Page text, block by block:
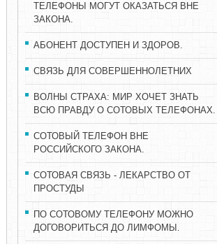
ТЕЛЕФОНЫ МОГУТ ОКАЗАТЬСЯ ВНЕ
ЗАКОНА.
АБОНЕНТ ДОСТУПЕН И ЗДОРОВ.
СВЯЗЬ ДЛЯ СОВЕРШЕННОЛЕТНИХ
ВОЛНЫ СТРАХА: МИР ХОЧЕТ ЗНАТЬ
ВСЮ ПРАВДУ О СОТОВЫХ ТЕЛЕФОНАХ.
СОТОВЫЙ ТЕЛЕФОН ВНЕ
РОССИЙСКОГО ЗАКОНА.
СОТОВАЯ СВЯЗЬ - ЛЕКАРСТВО ОТ
ПРОСТУДЫ
ПО СОТОВОМУ ТЕЛЕФОНУ МОЖНО
ДОГОВОРИТЬСЯ ДО ЛИМФОМЫ.